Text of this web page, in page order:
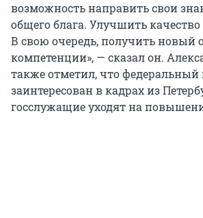
возможность направить свои
общего блага. Улучшить
В свою очередь, получить новый
компетенции», — сказал он.
также отметил, что федеральный
заинтересован в кадрах из
госслужащие уходят на